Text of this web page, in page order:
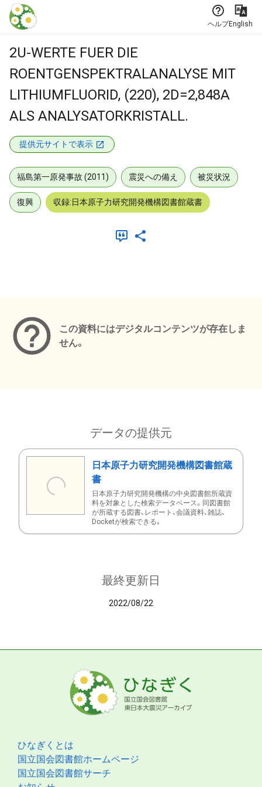
本文に飛ぶ
ヘルプEnglish
2U-WERTE FUER DIE
ROENTGENSPEKTRALANALYSE MIT
LITHIUMFLUORID, (220), 2D=2,848A
ALS ANALYSATORKRISTALL.
提供元サイトで表示
福島第一原発事故 (2011) 震災への備え 被災状況
復興 収録:日本原子力研究開発機構図書館蔵書
この資料にはデジタルコンテンツが存在しま
せん。
データの提供元
日本原子力研究開発機構図書館蔵
書
日本原子力研究開発機構の中央図書館所蔵資
料を対象とした検索データベース。同図書館
が所蔵する図書、レポート、会議資料、雑誌、
Docketが検索できる。
最終更新日
2022/08/22
ひなぎくとは
国立国会図書館ホームページ
国立国会図書館サーチ